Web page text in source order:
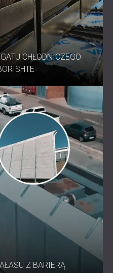
CHŁODNICZEGO
Z BARIERĄ